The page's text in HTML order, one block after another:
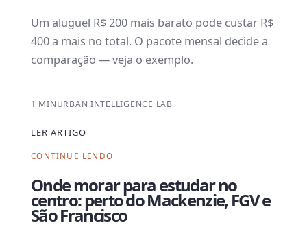
Um aluguel R$ 200 mais barato pode custar R$
400 a mais no total. O pacote mensal decide a
comparação — veja o exemplo.
1 MINURBAN INTELLIGENCE LAB
LER ARTIGO
CONTINUE LENDO
Onde morar para estudar no
centro: perto do Mackenzie, FGV e
São Francisco